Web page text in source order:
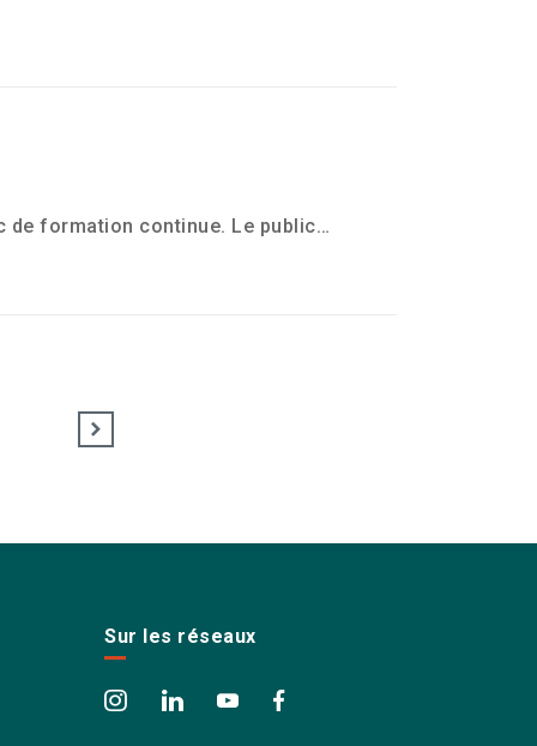
de formation continue. Le public…
Sur les réseaux